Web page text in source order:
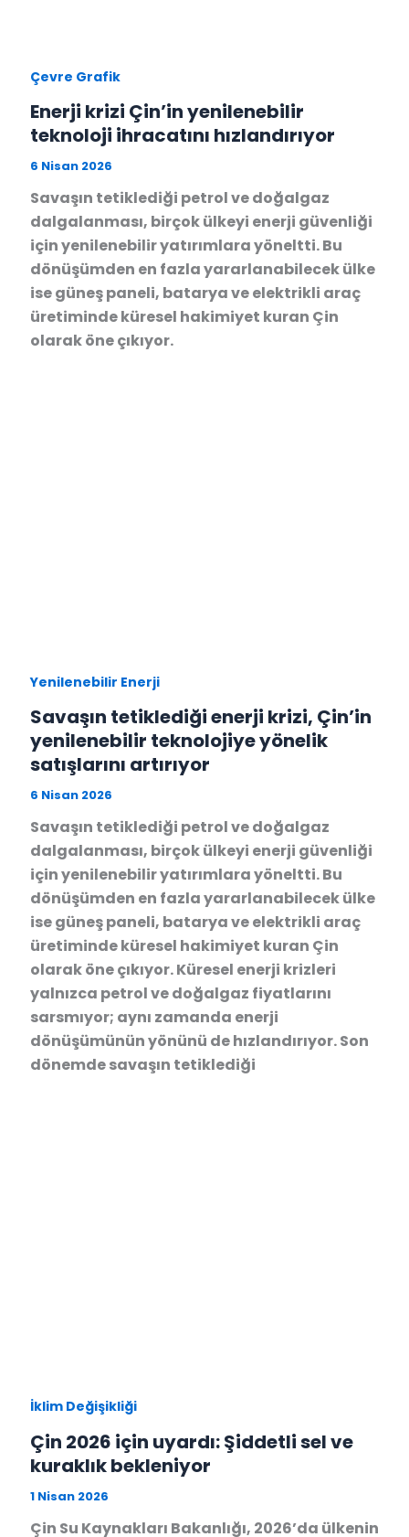
Çevre Grafik
Enerji krizi Çin’in yenilenebilir
teknoloji ihracatını hızlandırıyor
6 Nisan 2026
Savaşın tetiklediği petrol ve doğalgaz
dalgalanması, birçok ülkeyi enerji güvenliği
için yenilenebilir yatırımlara yöneltti. Bu
dönüşümden en fazla yararlanabilecek ülke
ise güneş paneli, batarya ve elektrikli araç
üretiminde küresel hakimiyet kuran Çin
olarak öne çıkıyor.
Yenilenebilir Enerji
Savaşın tetiklediği enerji krizi, Çin’in
yenilenebilir teknolojiye yönelik
satışlarını artırıyor
6 Nisan 2026
Savaşın tetiklediği petrol ve doğalgaz
dalgalanması, birçok ülkeyi enerji güvenliği
için yenilenebilir yatırımlara yöneltti. Bu
dönüşümden en fazla yararlanabilecek ülke
ise güneş paneli, batarya ve elektrikli araç
üretiminde küresel hakimiyet kuran Çin
olarak öne çıkıyor. Küresel enerji krizleri
yalnızca petrol ve doğalgaz fiyatlarını
sarsmıyor; aynı zamanda enerji
dönüşümünün yönünü de hızlandırıyor. Son
dönemde savaşın tetiklediği
İklim Değişikliği
Çin 2026 için uyardı: Şiddetli sel ve
kuraklık bekleniyor
1 Nisan 2026
Çin Su Kaynakları Bakanlığı, 2026’da ülkenin